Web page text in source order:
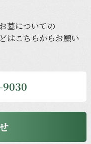
お墓についての
はこちらからお願い